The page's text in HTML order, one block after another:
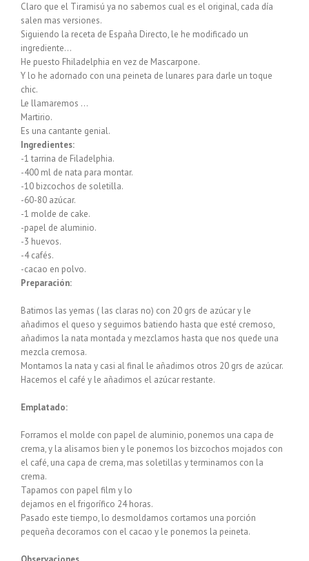
Claro que el Tiramisú ya no sabemos cual es el original, cada día
salen mas versiones.
Siguiendo la receta de España Directo, le he modificado un
ingrediente…
He puesto Fhiladelphia en vez de Mascarpone.
Y lo he adornado con una peineta de lunares para darle un toque
chic.
Le llamaremos …
Martirio.
Es una cantante genial.
Ingredientes:
-1 tarrina de Filadelphia.
-400 ml de nata para montar.
-10 bizcochos de soletilla.
-60-80 azúcar.
-1 molde de cake.
-papel de aluminio.
-3 huevos.
-4 cafés.
-cacao en polvo.
Preparación:
Batimos las yemas ( las claras no) con 20 grs de azúcar y le
añadimos el queso y seguimos batiendo hasta que esté cremoso,
añadimos la nata montada y mezclamos hasta que nos quede una
mezcla cremosa.
Montamos la nata y casi al final le añadimos otros 20 grs de azúcar.
Hacemos el café y le añadimos el azúcar restante.
Emplatado:
Forramos el molde con papel de aluminio, ponemos una capa de
crema, y la alisamos bien y le ponemos los bizcochos mojados con
el café, una capa de crema, mas soletillas y terminamos con la
crema.
Tapamos con papel film y lo
dejamos en el frigorífico 24 horas.
Pasado este tiempo, lo desmoldamos cortamos una porción
pequeña decoramos con el cacao y le ponemos la peineta.